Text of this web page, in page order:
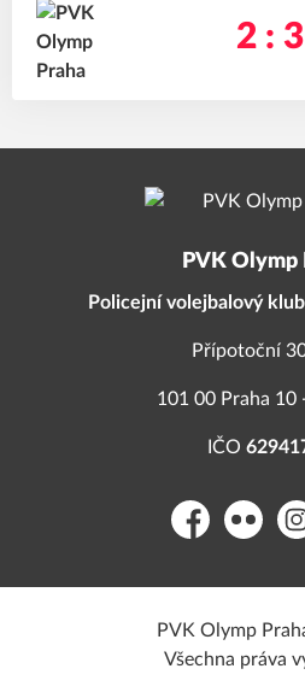
2 : 3
PVK Olymp
Policejní volejbalový
Přípotoční
101 00 Praha 10
IČO
FacebookFlickr
PVK Olymp
Všechna práva